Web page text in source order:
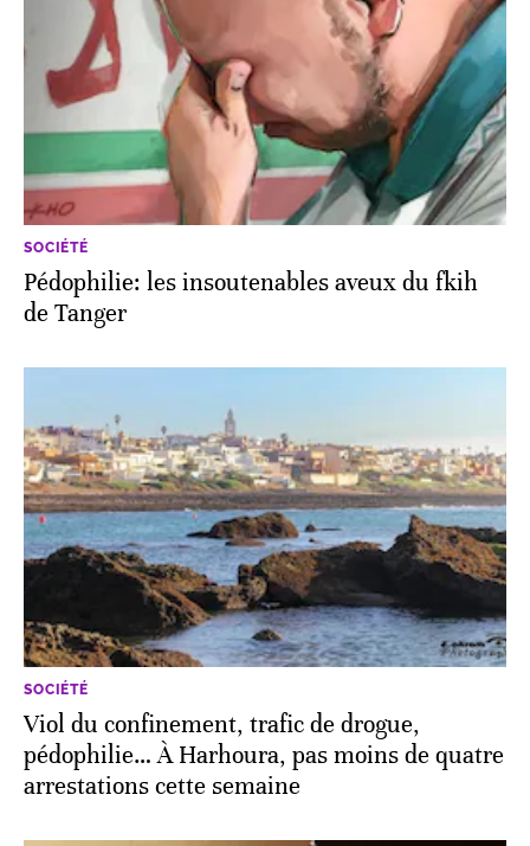
SOCIÉTÉ
Pédophilie: les insoutenables aveux du fkih
de Tanger
SOCIÉTÉ
Viol du confinement, trafic de drogue,
pédophilie… À Harhoura, pas moins de quatre
arrestations cette semaine